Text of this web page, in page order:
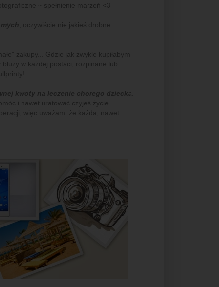
~ spełnienie marzeń <3
, oczywiście nie jakieś drobne
zakupy... Gdzie jak zwykle kupiłabym
bluzy w każdej postaci, rozpinane lub
kwoty na leczenie chorego dziecka
i nawet uratować czyjeś życie.
więc uważam, że każda, nawet